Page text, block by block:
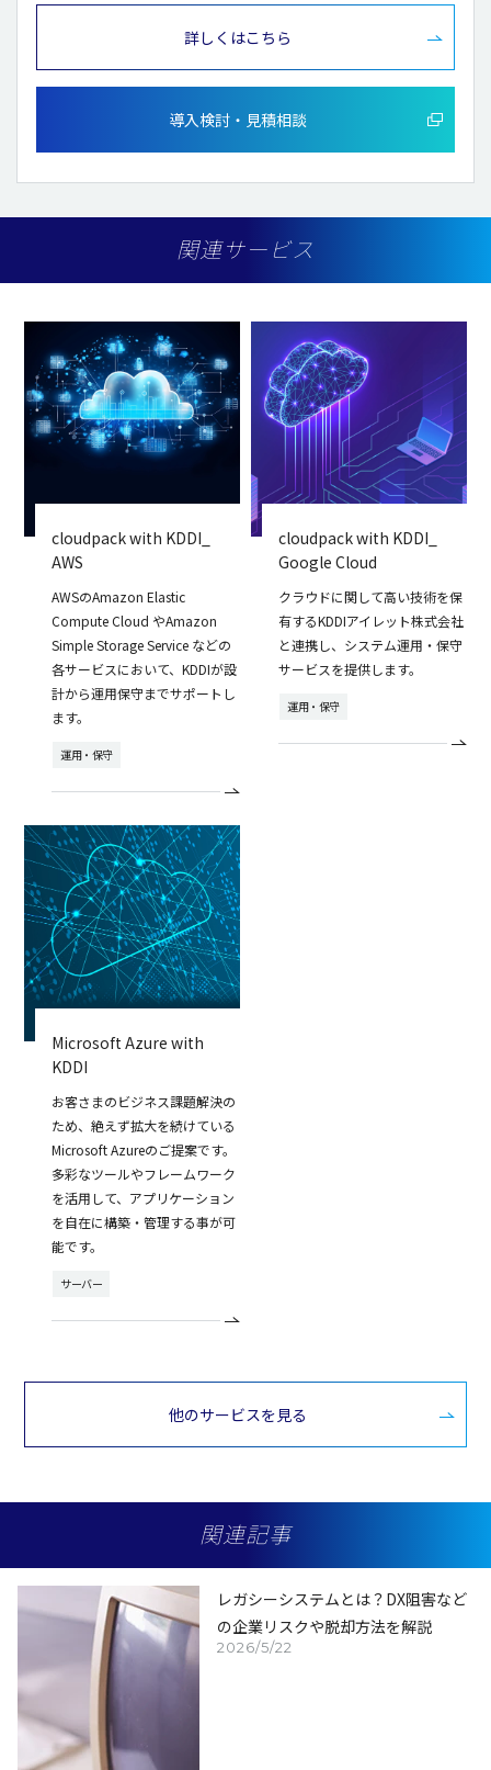
詳しくはこちら
導入検討・見積相談
関連サービス
cloudpack with KDDI_
AWS
AWSのAmazon Elastic
Compute Cloud やAmazon
Simple Storage Service などの
各サービスにおいて、KDDIが設
計から運用保守までサポートし
ます。
運用・保守
cloudpack with KDDI_
Google Cloud
クラウドに関して高い技術を保
有するKDDIアイレット株式会社
と連携し、システム運用・保守
サービスを提供します。
運用・保守
Microsoft Azure with
KDDI
お客さまのビジネス課題解決の
ため、絶えず拡大を続けている
Microsoft Azureのご提案です。
多彩なツールやフレームワーク
を活用して、アプリケーション
を自在に構築・管理する事が可
能です。
サーバー
他のサービスを見る
関連記事
2026/5/22
レガシーシステムとは？DX阻害など
の企業リスクや脱却方法を解説